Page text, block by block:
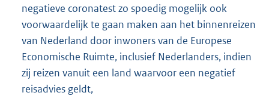
negatieve coronatest zo spoedig mogelijk ook
voorwaardelijk te gaan maken aan het binnenreizen
van Nederland door inwoners van de Europese
Economische Ruimte, inclusief Nederlanders, indien
zij reizen vanuit een land waarvoor een negatief
reisadvies geldt,